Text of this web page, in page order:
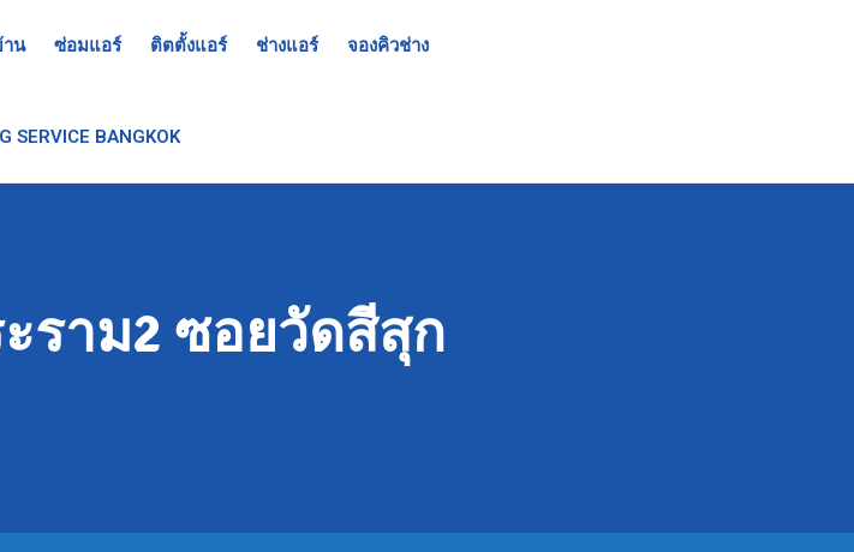
าน ซ่อมแอร์ ติตตั้งแอร์ ช่างแอร์ จองคิวช่าง
SERVICE BANGKOK
ราม2 ซอยวัดสีสุก